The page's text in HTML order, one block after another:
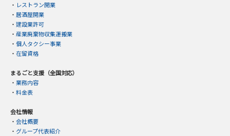
・ レストラン開業
・ 居酒屋開業
・ 建設業許可
・ 産業廃棄物収集運搬業
・ 個人タクシー事業
・ 在留資格
まるごと支援（全国対応）
・ 業務内容
・ 料金表
会社情報
・ 会社概要
・ グループ代表紹介